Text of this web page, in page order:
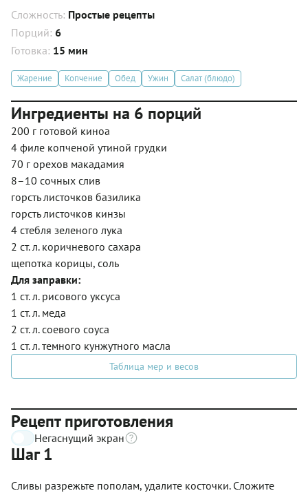
Сложность: Простые рецепты
Порций: 6
Готовка: 15 мин
Жарение Копчение Обед Ужин Салат (блюдо)
Ингредиенты на 6 порций
200 г готовой киноа
4 филе копченой утиной грудки
70 г орехов макадамия
8–10 сочных слив
горсть листочков базилика
горсть листочков кинзы
4 стебля зеленого лука
2 ст. л. коричневого сахара
щепотка корицы, соль
Для заправки:
1 ст. л. рисового уксуса
1 ст. л. меда
2 ст. л. соевого соуса
1 ст. л. темного кунжутного масла
Таблица мер и весов
Рецепт приготовления
Негаснущий экран
Шаг 1
Сливы разрежьте пополам, удалите косточки. Сложите